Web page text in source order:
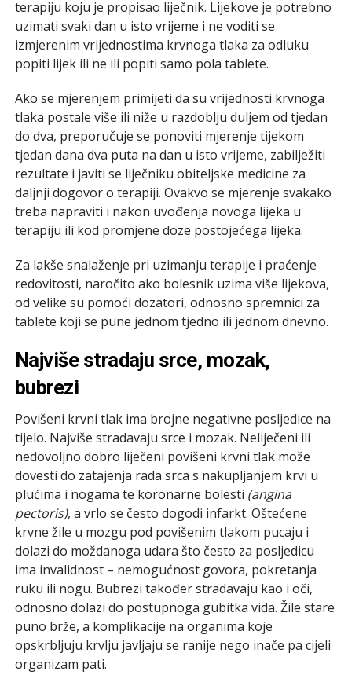
terapiju koju je propisao liječnik. Lijekove je potrebno
uzimati svaki dan u isto vrijeme i ne voditi se
izmjerenim vrijednostima krvnoga tlaka za odluku
popiti lijek ili ne ili popiti samo pola tablete.
Ako se mjerenjem primijeti da su vrijednosti krvnoga
tlaka postale više ili niže u razdoblju duljem od tjedan
do dva, preporučuje se ponoviti mjerenje tijekom
tjedan dana dva puta na dan u isto vrijeme, zabilježiti
rezultate i javiti se liječniku obiteljske medicine za
daljnji dogovor o terapiji. Ovakvo se mjerenje svakako
treba napraviti i nakon uvođenja novoga lijeka u
terapiju ili kod promjene doze postojećega lijeka.
Za lakše snalaženje pri uzimanju terapije i praćenje
redovitosti, naročito ako bolesnik uzima više lijekova,
od velike su pomoći dozatori, odnosno spremnici za
tablete koji se pune jednom tjedno ili jednom dnevno.
Najviše stradaju srce, mozak,
bubrezi
Povišeni krvni tlak ima brojne negativne posljedice na
tijelo. Najviše stradavaju srce i mozak. Neliječeni ili
nedovoljno dobro liječeni povišeni krvni tlak može
dovesti do zatajenja rada srca s nakupljanjem krvi u
plućima i nogama te koronarne bolesti (angina
pectoris), a vrlo se često dogodi infarkt. Oštećene
krvne žile u mozgu pod povišenim tlakom pucaju i
dolazi do moždanoga udara što često za posljedicu
ima invalidnost – nemogućnost govora, pokretanja
ruku ili nogu. Bubrezi također stradavaju kao i oči,
odnosno dolazi do postupnoga gubitka vida. Žile stare
puno brže, a komplikacije na organima koje
opskrbljuju krvlju javljaju se ranije nego inače pa cijeli
organizam pati.